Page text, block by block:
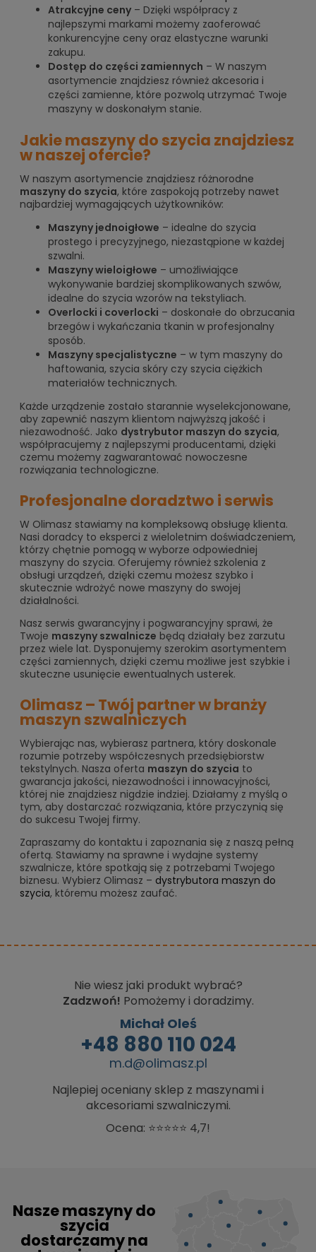
Atrakcyjne ceny – Dzięki współpracy z
najlepszymi markami możemy zaoferować
konkurencyjne ceny oraz elastyczne warunki
zakupu.
Dostęp do części zamiennych – W naszym
asortymencie znajdziesz również akcesoria i
części zamienne, które pozwolą utrzymać Twoje
maszyny w doskonałym stanie.
Jakie maszyny do szycia znajdziesz
w naszej ofercie?
W naszym asortymencie znajdziesz różnorodne
maszyny do szycia, które zaspokoją potrzeby nawet
najbardziej wymagających użytkowników:
Maszyny jednoigłowe – idealne do szycia
prostego i precyzyjnego, niezastąpione w każdej
szwalni.
Maszyny wieloigłowe – umożliwiające
wykonywanie bardziej skomplikowanych szwów,
idealne do szycia wzorów na tekstyliach.
Overlocki i coverlocki – doskonałe do obrzucania
brzegów i wykańczania tkanin w profesjonalny
sposób.
Maszyny specjalistyczne – w tym maszyny do
haftowania, szycia skóry czy szycia ciężkich
materiałów technicznych.
Każde urządzenie zostało starannie wyselekcjonowane,
aby zapewnić naszym klientom najwyższą jakość i
niezawodność. Jako dystrybutor maszyn do szycia,
współpracujemy z najlepszymi producentami, dzięki
czemu możemy zagwarantować nowoczesne
rozwiązania technologiczne.
Profesjonalne doradztwo i serwis
W Olimasz stawiamy na kompleksową obsługę klienta.
Nasi doradcy to eksperci z wieloletnim doświadczeniem,
którzy chętnie pomogą w wyborze odpowiedniej
maszyny do szycia. Oferujemy również szkolenia z
obsługi urządzeń, dzięki czemu możesz szybko i
skutecznie wdrożyć nowe maszyny do swojej
działalności.
Nasz serwis gwarancyjny i pogwarancyjny sprawi, że
Twoje maszyny szwalnicze będą działały bez zarzutu
przez wiele lat. Dysponujemy szerokim asortymentem
części zamiennych, dzięki czemu możliwe jest szybkie i
skuteczne usunięcie ewentualnych usterek.
Olimasz – Twój partner w branży
maszyn szwalniczych
Wybierając nas, wybierasz partnera, który doskonale
rozumie potrzeby współczesnych przedsiębiorstw
tekstylnych. Nasza oferta maszyn do szycia to
gwarancja jakości, niezawodności i innowacyjności,
której nie znajdziesz nigdzie indziej. Działamy z myślą o
tym, aby dostarczać rozwiązania, które przyczynią się
do sukcesu Twojej firmy.
Zapraszamy do kontaktu i zapoznania się z naszą pełną
ofertą. Stawiamy na sprawne i wydajne systemy
szwalnicze, które spotkają się z potrzebami Twojego
biznesu. Wybierz Olimasz – dystrybutora maszyn do
szycia, któremu możesz zaufać.
Nie wiesz jaki produkt wybrać?
Zadzwoń! Pomożemy i doradzimy.
Michał Oleś
+48 880 110 024
m.d@olimasz.pl
Najlepiej oceniany sklep z maszynami i
akcesoriami szwalniczymi.
Ocena: ⭐⭐⭐⭐⭐ 4,7!
Nasze maszyny do
szycia
dostarczamy na